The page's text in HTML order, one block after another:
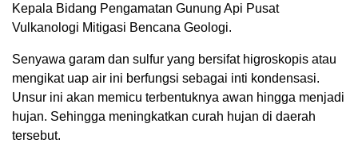
Kepala Bidang Pengamatan Gunung Api Pusat
Vulkanologi Mitigasi Bencana Geologi.
Senyawa garam dan sulfur yang bersifat higroskopis atau
mengikat uap air ini berfungsi sebagai inti kondensasi.
Unsur ini akan memicu terbentuknya awan hingga menjadi
hujan. Sehingga meningkatkan curah hujan di daerah
tersebut.